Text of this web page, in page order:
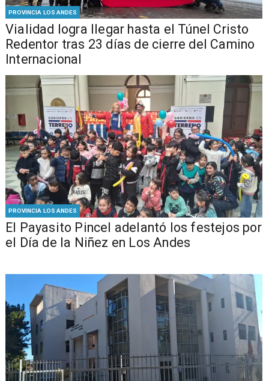
PROVINCIA LOS ANDES
Vialidad logra llegar hasta el Túnel Cristo
Redentor tras 23 días de cierre del Camino
Internacional
PROVINCIA LOS ANDES
El Payasito Pincel adelantó los festejos por
el Día de la Niñez en Los Andes